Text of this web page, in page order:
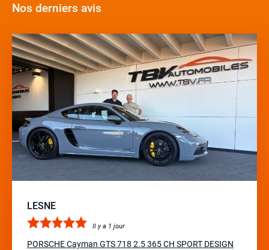
Nos derniers avis
LESNE
Il y a 1 jour
PORSCHE Cayman GTS 718 2.5 365 CH SPORT DESIGN